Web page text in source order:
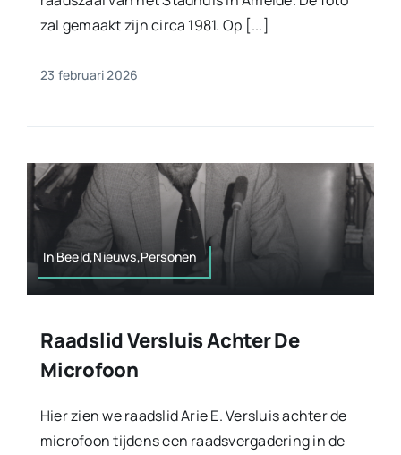
zal gemaakt zijn circa 1981. Op [...]
23 februari 2026
In Beeld,Nieuws,Personen
Raadslid Versluis Achter De
Microfoon
Hier zien we raadslid Arie E. Versluis achter de
microfoon tijdens een raadsvergadering in de